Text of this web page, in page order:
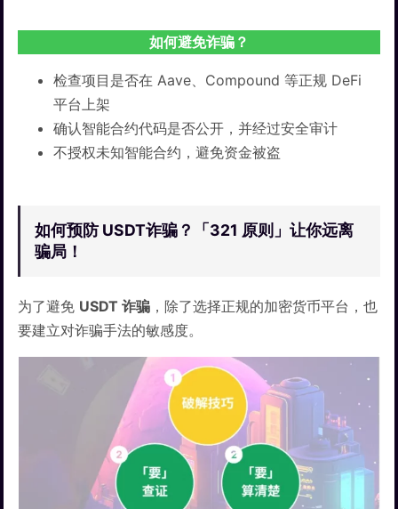
如何避免诈骗？
检查项目是否在 Aave、Compound 等正规 DeFi
平台上架
确认智能合约代码是否公开，并经过安全审计
不授权未知智能合约，避免资金被盗
如何预防 USDT诈骗？「321 原则」让你远离
骗局！
为了避免 USDT 诈骗 ，除了选择正规的加密货币平台，也
要建立对诈骗手法的敏感度。